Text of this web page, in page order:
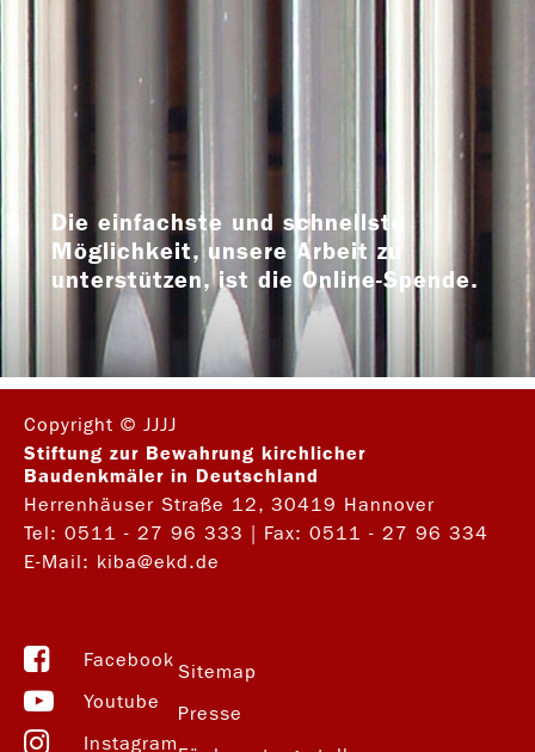
Die einfachste und schnellste
Möglichkeit, unsere Arbeit zu
unterstützen, ist die Online-Spende.
Copyright © JJJJ
Stiftung zur Bewahrung kirchlicher
Baudenkmäler in Deutschland
Herrenhäuser Straße 12, 30419 Hannover
Tel: 0511 - 27 96 333
| Fax: 0511 - 27 96 334
E-Mail: kiba@ekd.de
Facebook
Youtube
Instagram
Sitemap
Presse